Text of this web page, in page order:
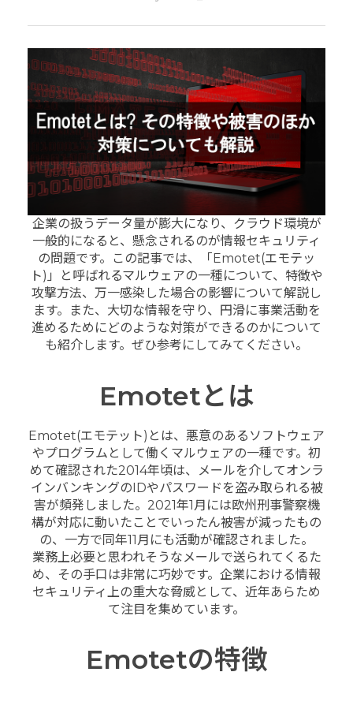
企業の扱うデータ量が膨大になり、クラウド環境が
一般的になると、懸念されるのが情報セキュリティ
の問題です。この記事では、「Emotet(エモテッ
ト)」と呼ばれるマルウェアの一種について、特徴や
攻撃方法、万一感染した場合の影響について解説し
ます。また、大切な情報を守り、円滑に事業活動を
進めるためにどのような対策ができるのかについて
も紹介します。ぜひ参考にしてみてください。
Emotetとは
Emotet(エモテット)とは、悪意のあるソフトウェア
やプログラムとして働くマルウェアの一種です。初
めて確認された2014年頃は、メールを介してオンラ
インバンキングのIDやパスワードを盗み取られる被
害が頻発しました。2021年1月には欧州刑事警察機
構が対応に動いたことでいったん被害が減ったもの
の、一方で同年11月にも活動が確認されました。
業務上必要と思われそうなメールで送られてくるた
め、その手口は非常に巧妙です。企業における情報
セキュリティ上の重大な脅威として、近年あらため
て注目を集めています。
Emotetの特徴